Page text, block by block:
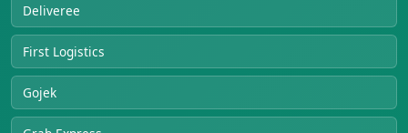
Deliveree
First Logistics
Gojek